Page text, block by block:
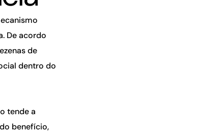
De acordo
de
dentro do
tende a
benefício,